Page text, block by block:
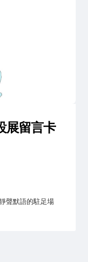
展留言卡
聲默語的駐足場